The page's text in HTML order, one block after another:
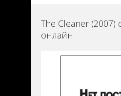
The Cleaner (2007)
онлайн